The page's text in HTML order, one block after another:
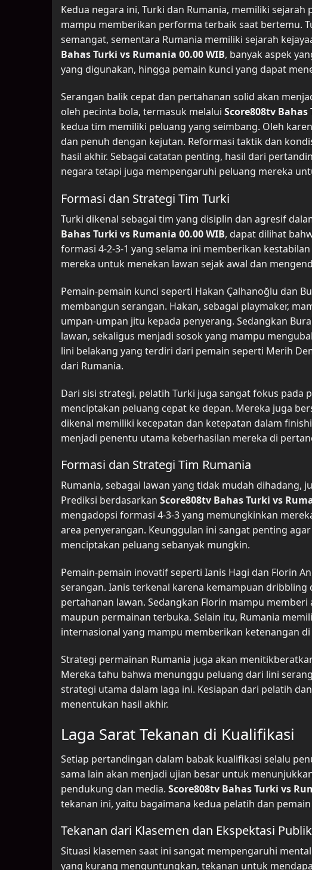
Kedua negara ini, Turki dan Rumania, memiliki
mampu memberikan performa terbaik saat bertemu.
semangat, sementara Rumania memiliki sejarah
Bahas Turki vs Rumania 00.00 WIB, banyak aspek
yang digunakan, hingga pemain kunci yang dapat
Serangan balik cepat dan pertahanan solid akan
oleh pecinta bola, termasuk melalui Score808tv
kedua tim memiliki peluang yang seimbang. Oleh
dan penuh dengan kejutan. Reformasi taktik dan
hasil akhir. Sebagai catatan penting, hasil dari
negara tetapi juga mempengaruhi peluang mereka
Formasi dan Strategi Tim Turki
Turki dikenal sebagai tim yang disiplin dan agresif
Bahas Turki vs Rumania 00.00 WIB, dapat dilihat
formasi 4-2-3-1 yang selama ini memberikan
mereka untuk menekan lawan sejak awal dan
Pemain-pemain kunci seperti Hakan Çalhanoğlu dan
membangun serangan. Hakan, sebagai playmaker,
umpan-umpan jitu kepada penyerang. Sedangkan
lawan, sekaligus menjadi sosok yang mampu
lini belakang yang terdiri dari pemain seperti Merih
dari Rumania.
Dari sisi strategi, pelatih Turki juga sangat fokus
menciptakan peluang cepat ke depan. Mereka juga
dikenal memiliki kecepatan dan ketepatan dalam
menjadi penentu utama keberhasilan mereka di
Formasi dan Strategi Tim Rumania
Rumania, sebagai lawan yang tidak mudah
Prediksi berdasarkan Score808tv Bahas Turki vs
mengadopsi formasi 4-3-3 yang memungkinkan
area penyerangan. Keunggulan ini sangat penting
menciptakan peluang sebanyak mungkin.
Pemain-pemain inovatif seperti Ianis Hagi dan Florin
serangan. Ianis terkenal karena kemampuan
pertahanan lawan. Sedangkan Florin mampu
maupun permainan terbuka. Selain itu, Rumania
internasional yang mampu memberikan ketenangan
Strategi permainan Rumania juga akan
Mereka tahu bahwa menunggu peluang dari lini
strategi utama dalam laga ini. Kesiapan dari pelatih
menentukan hasil akhir.
Laga Sarat Tekanan di Kualifikasi
Setiap pertandingan dalam babak kualifikasi selalu
sama lain akan menjadi ujian besar untuk
pendukung dan media. Score808tv Bahas Turki vs
tekanan ini, yaitu bagaimana kedua pelatih dan
Tekanan dari Klasemen dan Ekspektasi Publik
Situasi klasemen saat ini sangat mempengaruhi
yang kurang menguntungkan, tekanan untuk